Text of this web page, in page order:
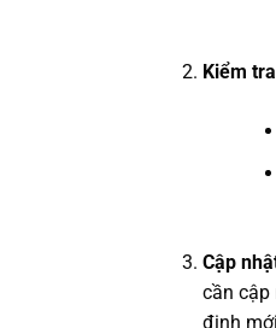
Kiểm
Cập
cần cập
định